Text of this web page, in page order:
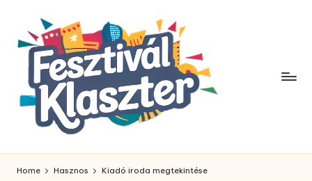
content
Home Hasznos Kiadó iroda megtekintése